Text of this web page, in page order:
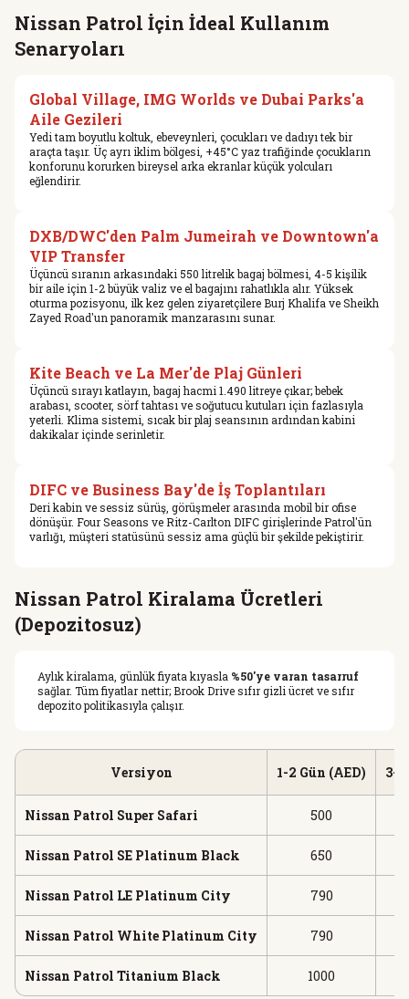
Nissan Patrol İçin İdeal Kullanım
Senaryoları
Global Village, IMG Worlds ve Dubai Parks'a
Aile Gezileri
Yedi tam boyutlu koltuk, ebeveynleri, çocukları ve dadıyı tek bir
araçta taşır. Üç ayrı iklim bölgesi, +45°C yaz trafiğinde çocukların
konforunu korurken bireysel arka ekranlar küçük yolcuları
eğlendirir.
DXB/DWC'den Palm Jumeirah ve Downtown'a
VIP Transfer
Üçüncü sıranın arkasındaki 550 litrelik bagaj bölmesi, 4-5 kişilik
bir aile için 1-2 büyük valiz ve el bagajını rahatlıkla alır. Yüksek
oturma pozisyonu, ilk kez gelen ziyaretçilere Burj Khalifa ve Sheikh
Zayed Road'un panoramik manzarasını sunar.
Kite Beach ve La Mer'de Plaj Günleri
Üçüncü sırayı katlayın, bagaj hacmi 1.490 litreye çıkar; bebek
arabası, scooter, sörf tahtası ve soğutucu kutuları için fazlasıyla
yeterli. Klima sistemi, sıcak bir plaj seansının ardından kabini
dakikalar içinde serinletir.
DIFC ve Business Bay'de İş Toplantıları
Deri kabin ve sessiz sürüş, görüşmeler arasında mobil bir ofise
dönüşür. Four Seasons ve Ritz-Carlton DIFC girişlerinde Patrol'ün
varlığı, müşteri statüsünü sessiz ama güçlü bir şekilde pekiştirir.
Nissan Patrol Kiralama Ücretleri
(Depozitosuz)
Aylık kiralama, günlük fiyata kıyasla %50'ye varan tasarruf
sağlar. Tüm fiyatlar nettir; Brook Drive sıfır gizli ücret ve sıfır
depozito politikasıyla çalışır.
Versiyon 1-2 Gün (AED) 3-7
Nissan Patrol Super Safari 500
Nissan Patrol SE Platinum Black 650
Nissan Patrol LE Platinum City 790
Nissan Patrol White Platinum City 790
Nissan Patrol Titanium Black 1000